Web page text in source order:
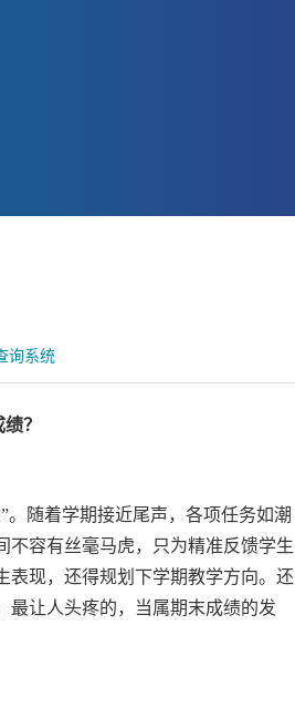
询系统
？
随着学期接近尾声，各项任务如潮
不容有丝毫马虎，只为精准反馈学生
表现，还得规划下学期教学方向。还
最让人头疼的，当属期末成绩的发